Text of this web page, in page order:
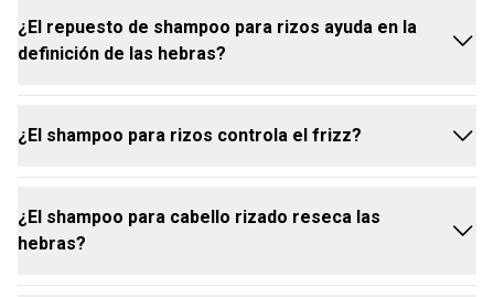
¿El repuesto de shampoo para rizos ayuda en la
definición de las hebras?
Sí. El shampoo para definición de rizos Lumina es el
estilizado. Su limpieza equilibrada elimina
impurezas sin interferir en el patrón natural de los
¿El shampoo para rizos controla el frizz?
Sí, posee un efecto anti-nudos que actúa
directamente en el control de las hebras rebeldes y
¿El shampoo para cabello rizado reseca las
hebras?